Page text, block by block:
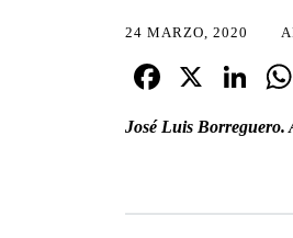
24 MARZO, 2020
Fa
ce
X
Li
José Luis Borreguero.